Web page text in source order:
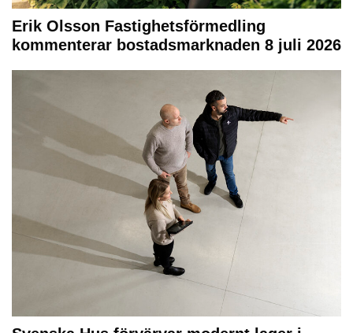
Erik Olsson Fastighetsförmedling
kommenterar bostadsmarknaden 8 juli 2026